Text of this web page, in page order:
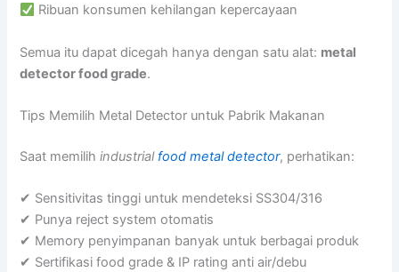
Ribuan konsumen kehilangan kepercayaan
Semua itu dapat dicegah hanya dengan satu alat: metal
detector food grade.
Tips Memilih Metal Detector untuk Pabrik Makanan
Saat memilihindustrial food metal detector, perhatikan:
✔ Sensitivitas tinggi untuk mendeteksi SS304/316
✔ Punya reject system otomatis
✔ Memory penyimpanan banyak untuk berbagai produk
✔ Sertifikasi food grade & IP rating anti air/debu